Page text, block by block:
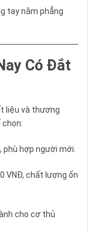
tay nằm phẳng
Có Đắt
liệu và thương
chọn:
phù hợp người mới.
VNĐ, chất lượng ổn
cho cơ thủ